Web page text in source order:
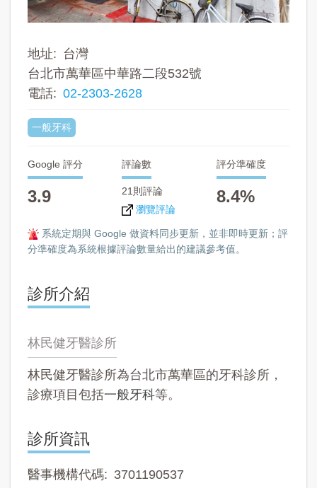
地址
台灣
台北市萬華區中華路二段532號
電話
02-2303-2628
一般牙科
Google 評分
3.9
評論數
21則評論
瀏覽評論
評分準確度
8.4%
系統定期與 Google 做資料同步更新，並非即時更新；評
分準確度為系統根據評論數量給出的建議參考值。
診所介紹
林民健牙醫診所
林民健牙醫診所為台北市萬華區的牙科診所，
診療項目包括一般牙科等。
診所資訊
醫事機構代碼 3701190537